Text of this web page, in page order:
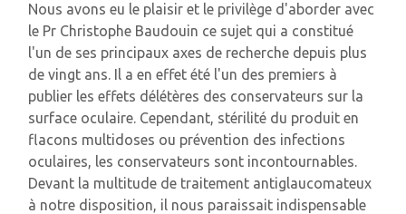
Nous avons eu le plaisir et le privilège d'aborder avec
le Pr Christophe Baudouin ce sujet qui a constitué
l'un de ses principaux axes de recherche depuis plus
de vingt ans. Il a en effet été l'un des premiers à
publier les effets délétères des conservateurs sur la
surface oculaire. Cependant, stérilité du produit en
flacons multidoses ou prévention des infections
oculaires, les conservateurs sont incontournables.
Devant la multitude de traitement antiglaucomateux
à notre disposition, il nous paraissait indispensable